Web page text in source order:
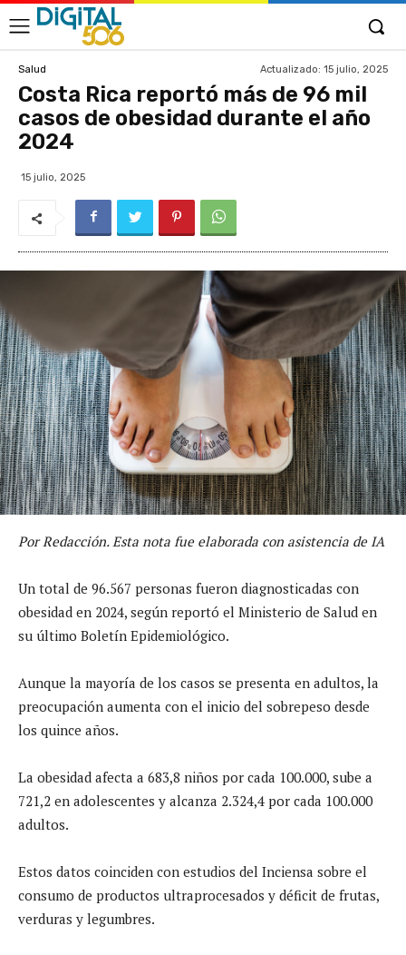
Salud Actualizado: 15 julio, 2025
Costa Rica reportó más de 96 mil
casos de obesidad durante el año
2024
15 julio, 2025
Por Redacción. Esta nota fue elaborada con asistencia de IA
Un total de 96.567 personas fueron diagnosticadas con
obesidad en 2024, según reportó el Ministerio de Salud en
su último Boletín Epidemiológico.
Aunque la mayoría de los casos se presenta en adultos, la
preocupación aumenta con el inicio del sobrepeso desde
los quince años.
La obesidad afecta a 683,8 niños por cada 100.000, sube a
721,2 en adolescentes y alcanza 2.324,4 por cada 100.000
adultos.
Estos datos coinciden con estudios del Inciensa sobre el
consumo de productos ultraprocesados y déficit de frutas,
verduras y legumbres.